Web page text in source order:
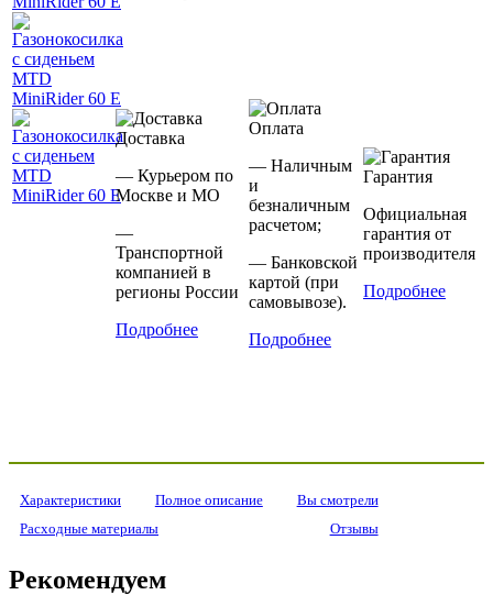
Доставка
— Курьером по
Москве и МО
—
Транспортной
компанией в
регионы России
Подробнее
Оплата
— Наличным
и
безналичным
расчетом;
— Банковской
картой (при
самовывозе).
Подробнее
Гарантия
Официальная
гарантия от
производителя
Подробнее
Характеристики Полное описание
Вы смотрели
Расходные материалы
Отзывы
Рекомендуем